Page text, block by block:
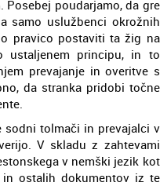
poudarjamo, da gre
samo uslužbenci okrožnih
pravico postaviti ta žig na
principu, in to
prevajanje in overitve s
da stranka pridobi točne
sodni tolmači in prevajalci v
V skladu z zahtevami
v nemški jezik kot
ostalih dokumentov iz te